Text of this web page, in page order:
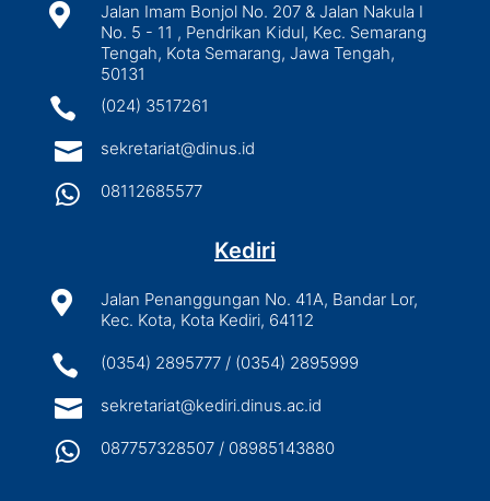

Jalan Imam Bonjol No. 207 & Jalan Nakula I
No. 5 - 11 , Pendrikan Kidul, Kec. Semarang
Tengah, Kota Semarang, Jawa Tengah,
50131
 (024) 3517261
 sekretariat@dinus.id
 08112685577
Kediri

Jalan Penanggungan No. 41A, Bandar Lor,
Kec. Kota, Kota Kediri, 64112
 (0354) 2895777 / (0354) 2895999
 sekretariat@kediri.dinus.ac.id
 087757328507 / 08985143880